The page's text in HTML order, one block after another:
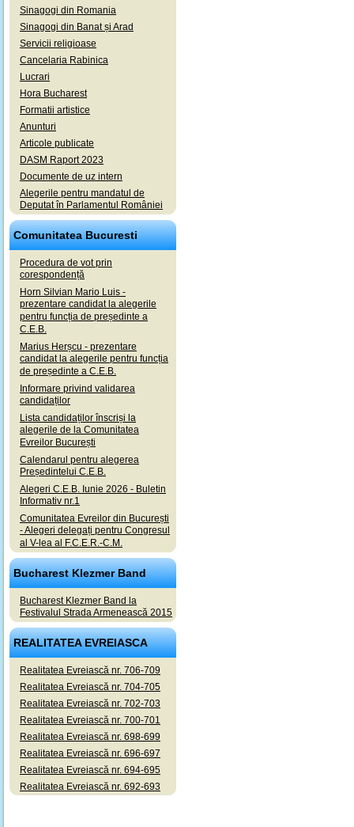
Sinagogi din Romania
Sinagogi din Banat și Arad
Servicii religioase
Cancelaria Rabinica
Lucrari
Hora Bucharest
Formatii artistice
Anunturi
Articole publicate
DASM Raport 2023
Documente de uz intern
Alegerile pentru mandatul de
Deputat în Parlamentul României
Comunitatea Bucuresti
Procedura de vot prin
corespondență
Horn Silvian Mario Luis -
prezentare candidat la alegerile
pentru funcția de președinte a
C.E.B.
Marius Herșcu - prezentare
candidat la alegerile pentru funcția
de președinte a C.E.B.
Informare privind validarea
candidaților
Lista candidaților înscriși la
alegerile de la Comunitatea
Evreilor București
Calendarul pentru alegerea
Președintelui C.E.B.
Alegeri C.E.B. Iunie 2026 - Buletin
Informativ nr.1
Comunitatea Evreilor din București
- Alegeri delegați pentru Congresul
al V-lea al F.C.E.R.-C.M.
Bucharest Klezmer Band
Bucharest Klezmer Band la
Festivalul Strada Armenească 2015
REALITATEA EVREIASCA
Realitatea Evreiască nr. 706-709
Realitatea Evreiască nr. 704-705
Realitatea Evreiască nr. 702-703
Realitatea Evreiască nr. 700-701
Realitatea Evreiască nr. 698-699
Realitatea Evreiască nr. 696-697
Realitatea Evreiască nr. 694-695
Realitatea Evreiască nr. 692-693